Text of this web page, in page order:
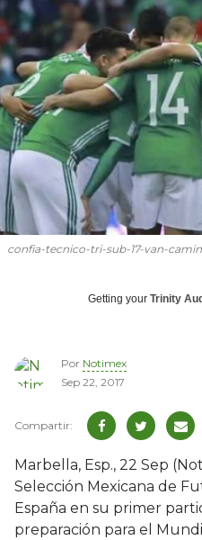
confia-tecnico-tri-sub-17-van-
Getting your Trinity
Por Notimex
Sep 22, 2017
Marbella, Esp., 22 Sep
Selección Mexicana de
España en su primer
preparación para el